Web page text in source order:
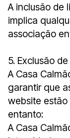
A inclusão de
implica
associação
5. Exclusão
A Casa
garantir que
website estão
entanto:
A Casa